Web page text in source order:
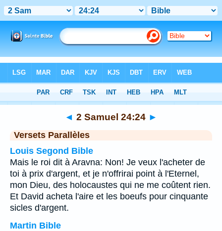
Chapitre 24 > Verset 24
◄ 2 Samuel 24:24 ►
Versets Parallèles
Louis Segond Bible
Mais le roi dit à Aravna: Non! Je veux l'acheter de
toi à prix d'argent, et je n'offrirai point à l'Eternel,
mon Dieu, des holocaustes qui ne me coûtent rien.
Et David acheta l'aire et les boeufs pour cinquante
sicles d'argent.
Martin Bible